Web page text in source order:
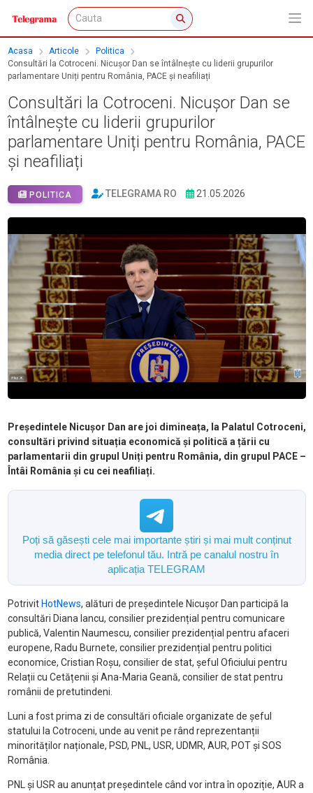
Acasa Articole
Politica
Consultări la Cotroceni. Nicușor Dan se întâlnește cu liderii grupurilor
parlamentare Uniți pentru România, PACE și neafiliați
Consultări la Cotroceni. Nicușor Dan se
întâlnește cu liderii grupurilor
parlamentare Uniți pentru România, PACE
și neafiliați
POLITICA TELEGRAMA RO 21.05.2026
Președintele Nicușor Dan are joi dimineața, la Palatul Cotroceni,
consultări privind situația economică și politică a țării cu
parlamentarii din grupul Uniți pentru România, din grupul PACE –
Întâi România și cu cei neafiliați.
Poți să găsești cele mai importante știri și mai mult conținut
media direct pe telefonul tău. Intră pe canalul nostru în
aplicația TELEGRAM
Potrivit HotNews, alături de președintele Nicușor Dan participă la
consultări Diana Iancu, consilier prezidențial pentru comunicare
publică, Valentin Naumescu, consilier prezidențial pentru afaceri
europene, Radu Burnete, consilier prezidențial pentru politici
economice, Cristian Roșu, consilier de stat, șeful Oficiului pentru
Relații cu Cetățenii și Ana-Maria Geană, consilier de stat pentru
românii de pretutindeni.
Luni a fost prima zi de consultări oficiale organizate de șeful
statului la Cotroceni, unde au venit pe rând reprezentanții
minorităților naționale, PSD, PNL, USR, UDMR, AUR, POT și SOS
România.
PNL și USR au anunțat președintele când vor intra în opoziție, AUR a